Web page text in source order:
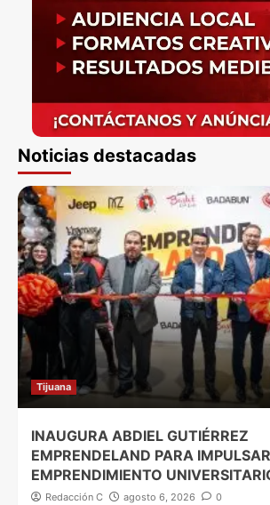
Noticias destacadas
Tijuana
INAUGURA ABDIEL GUTIÉRREZ
EMPRENDELAND PARA
EMPRENDIMIENTO
Redacción C agosto 6, 2026 0